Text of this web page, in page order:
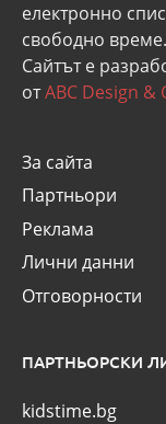
eлектронно
свободно време.
Сайтът е
отABC Design
За сайта
Партньори
Реклама
Лични данни
Отговорности
ПАРТНЬОРСКИ
kidstime.bg